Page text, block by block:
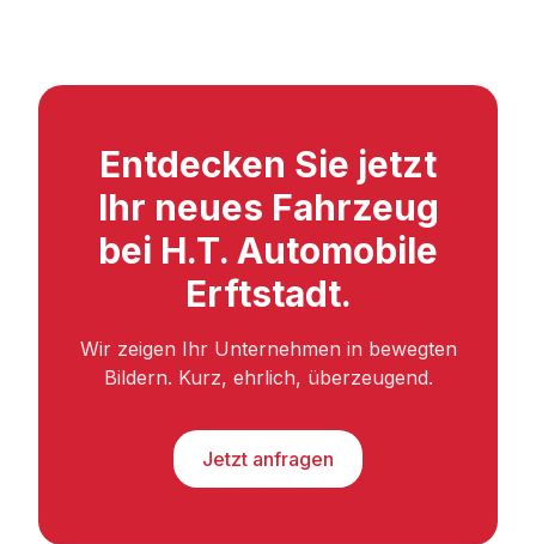
Entdecken Sie jetzt
Ihr neues Fahrzeug
bei H.T. Automobile
Erftstadt.
Wir zeigen Ihr Unternehmen in bewegten
Bildern. Kurz, ehrlich, überzeugend.
Jetzt anfragen